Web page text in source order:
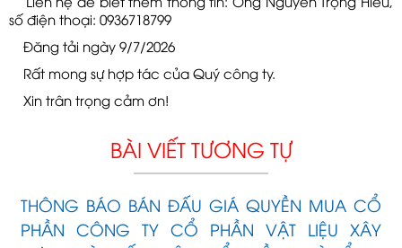
số điện thoại: 0936718799
Đăng tải ngày 9/7/2026
Rất mong sự hợp tác của Quý công ty.
Xin trân trọng cảm ơn!
BÀI VIẾT TƯƠNG TỰ
THÔNG BÁO BÁN ĐẤU GIÁ QUYỀN MUA CỔ
PHẦN CÔNG TY CỔ PHẦN VẬT LIỆU XÂY